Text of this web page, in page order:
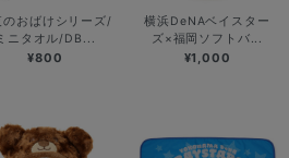
のおばけシリーズ/
ニタオル/DB...
¥800
横浜DeNAベイスター
ズ×福岡ソフトバ...
¥1,000